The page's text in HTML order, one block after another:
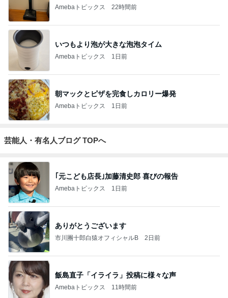
Amebaトピックス 22時間前
いつもより泡が大きな泡泡タイム
Amebaトピックス 1日前
朝マックとピザを完食しカロリー爆発
Amebaトピックス 1日前
芸能人・有名人ブログ TOPへ
｢元こども店長｣加藤清史郎 喜びの報告
Amebaトピックス 1日前
ありがとうございます
市川團十郎白猿オフィシャルB 2日前
飯島直子「イライラ」投稿に様々な声
Amebaトピックス 11時間前